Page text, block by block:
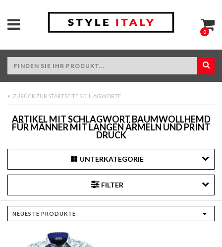
0
ZURÜCK ZUR STARTSEITE SCHLAGWORTE
ARTIKEL MIT SCHLAGWORT BAUMWOLLHEMD
FÜR MÄNNER MIT LANGEN ÄRMELN UND PRINT
DRUCK
UNTERKATEGORIE
FILTER